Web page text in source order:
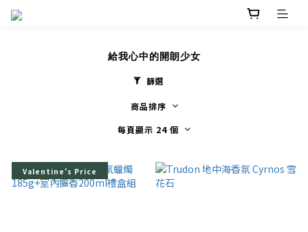
給我心中的開朗少女
篩選
商品排序
每頁顯示 24 個
Valentine's Price